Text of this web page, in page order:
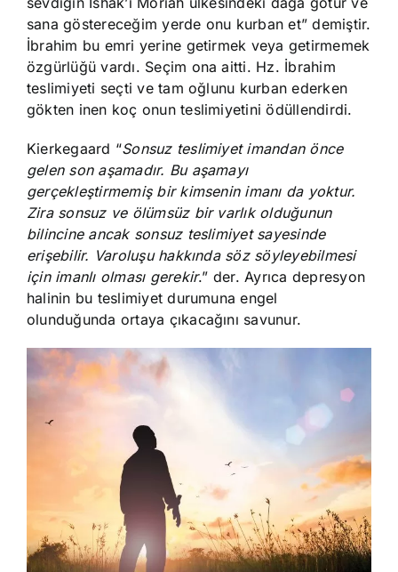
sana göstereceğim yerde onu kurban et” demiştir.
İbrahim bu emri yerine getirmek veya getirmemek
özgürlüğü vardı. Seçim ona aitti. Hz. İbrahim
teslimiyeti seçti ve tam oğlunu kurban ederken
gökten inen koç onun teslimiyetini ödüllendirdi.
Kierkegaard “Sonsuz teslimiyet imandan önce
gelen son aşamadır. Bu aşamayı
gerçekleştirmemiş bir kimsenin imanı da yoktur.
Zira sonsuz ve ölümsüz bir varlık olduğunun
bilincine ancak sonsuz teslimiyet sayesinde
erişebilir. Varoluşu hakkında söz söyleyebilmesi
için imanlı olması gerekir.” der. Ayrıca depresyon
halinin bu teslimiyet durumuna engel
olunduğunda ortaya çıkacağını savunur.